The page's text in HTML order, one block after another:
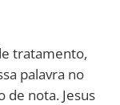
tratamento,
palavra no
de nota. Jesus